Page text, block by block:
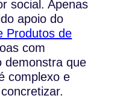
social. Apenas
apoio do
Produtos de
com
demonstra que
complexo e